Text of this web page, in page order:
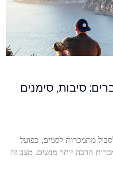
סיבות, סימנים
מתמכרות לסמים, בפועל
הרבה יותר מנשים. מצב זה